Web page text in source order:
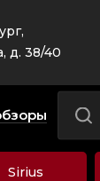
д. 38/40
Sirius